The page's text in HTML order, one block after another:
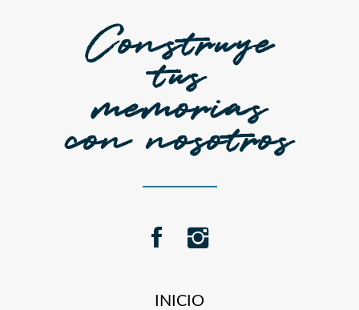
Construye
tus
memorias
con nosotros
INICIO